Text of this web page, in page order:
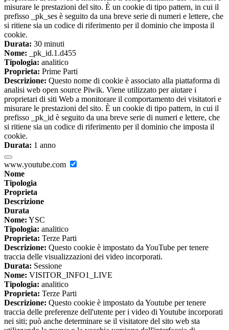
misurare le prestazioni del sito. È un cookie di tipo pattern, in cui il
prefisso _pk_ses è seguito da una breve serie di numeri e lettere, che
si ritiene sia un codice di riferimento per il dominio che imposta il
cookie.
Durata: 30 minuti
Nome: _pk_id.1.d455
Tipologia: analitico
Proprieta: Prime Parti
Descrizione: Questo nome di cookie è associato alla piattaforma di
analisi web open source Piwik. Viene utilizzato per aiutare i
proprietari di siti Web a monitorare il comportamento dei visitatori e
misurare le prestazioni del sito. È un cookie di tipo pattern, in cui il
prefisso _pk_id è seguito da una breve serie di numeri e lettere, che
si ritiene sia un codice di riferimento per il dominio che imposta il
cookie.
Durata: 1 anno
www.youtube.com
Nome
Tipologia
Proprieta
Descrizione
Durata
Nome: YSC
Tipologia: analitico
Proprieta: Terze Parti
Descrizione: Questo cookie è impostato da YouTube per tenere
traccia delle visualizzazioni dei video incorporati.
Durata: Sessione
Nome: VISITOR_INFO1_LIVE
Tipologia: analitico
Proprieta: Terze Parti
Descrizione: Questo cookie è impostato da Youtube per tenere
traccia delle preferenze dell'utente per i video di Youtube incorporati
nei siti; può anche determinare se il visitatore del sito web sta